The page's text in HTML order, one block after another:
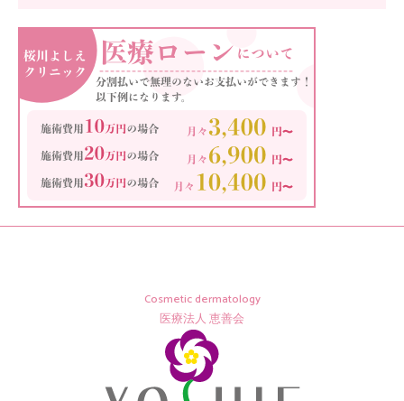
Cosmetic dermatology
医療法人 恵善会